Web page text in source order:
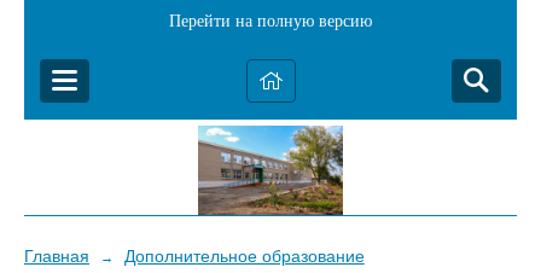
Перейти на полную версию
Главная → Дополнительное образование